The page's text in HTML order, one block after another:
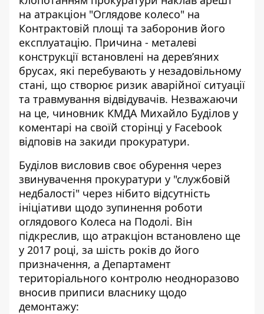
на атракціон "Оглядове колесо" на
Контрактовій площі та заборонив його
експлуатацію. Причина - металеві
конструкції встановлені на дерев’яних
брусах, які перебувають у незадовільному
стані, що створює ризик аварійної ситуації
та травмування відвідувачів. Незважаючи
на це, чиновник КМДА Михайло Буділов у
коментарі на своїй сторінці у Facebook
відповів на закиди прокуратури.
Буділов висловив своє обурення через
звинувачення прокуратури у "службовій
недбалості" через нібито відсутність
ініціативи щодо зупинення роботи
оглядового Колеса на Подолі. Він
підкреслив, що атракціон встановлено ще
у 2017 році, за шість років до його
призначення, а Департамент
територіального контролю неодноразово
вносив приписи власнику щодо
демонтажу: